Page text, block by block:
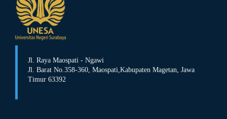
Jl. Raya Maospati - Ngawi
Jl. Barat No.358-360, Maospati, Kabupaten Magetan, Jawa
Timur 63392